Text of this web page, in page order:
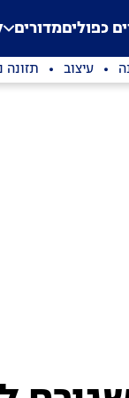
error: a
כפוליםמדורים
עיצוב תזונה